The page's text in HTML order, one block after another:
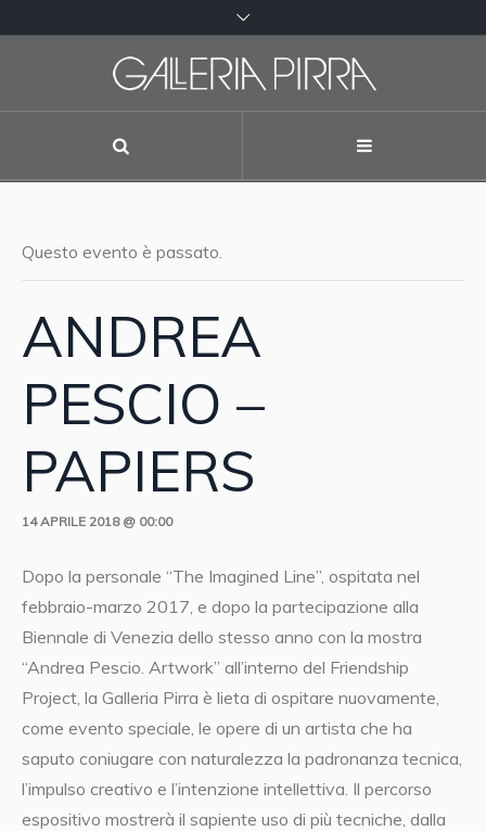
Questo evento è passato.
ANDREA
PESCIO –
PAPIERS
14 APRILE 2018 @ 00:00
Dopo la personale “The Imagined Line”, ospitata nel
febbraio-marzo 2017, e dopo la partecipazione alla
Biennale di Venezia dello stesso anno con la mostra
“Andrea Pescio. Artwork” all’interno del Friendship
Project, la Galleria Pirra è lieta di ospitare nuovamente,
come evento speciale, le opere di un artista che ha
saputo coniugare con naturalezza la padronanza tecnica,
l’impulso creativo e l’intenzione intellettiva. Il percorso
espositivo mostrerà il sapiente uso di più tecniche, dalla